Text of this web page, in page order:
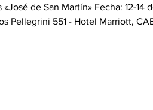
especial Editorial
«José de San Martín» Fecha: 12-14
Pellegrini 551 - Hotel Marriott,